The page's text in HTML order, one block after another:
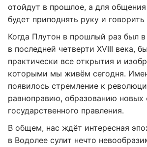
отойдут в прошлое, а для
будет приподнять руку и
Когда Плутон в прошлый раз был в
в последней четверти XVIII века,
практически все открытия и
которыми мы живём сегодня.
появилось стремление к
равноправию, образованию
государственного правления.
В общем, нас ждёт интересная
в Водолее сулит нечто